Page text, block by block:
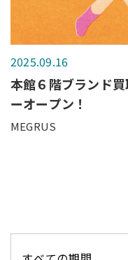
2025.09.16
本館６階ブランド
ーオープン！
MEGRUS